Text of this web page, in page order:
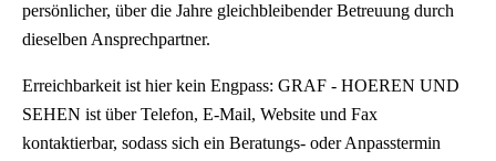
persönlicher, über die Jahre gleichbleibender Betreuung durch
dieselben Ansprechpartner.
Erreichbarkeit ist hier kein Engpass: GRAF - HOEREN UND
SEHEN ist über Telefon, E-Mail, Website und Fax
kontaktierbar, sodass sich ein Beratungs- oder Anpasstermin